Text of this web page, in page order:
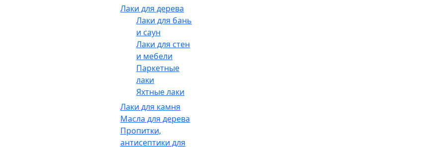
Лаки для дерева
Лаки для бань
и саун
Лаки для стен
и мебели
Паркетные
лаки
Яхтные лаки
Лаки для камня
Масла для дерева
Пропитки,
антисептики для